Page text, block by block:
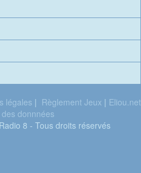
légales | Règlement Jeux | Eliou.net
donnnées
8 - Tous droits réservés